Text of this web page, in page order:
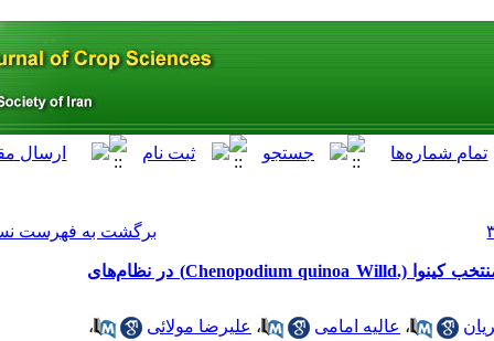
ارزیابی سازگاری و پایداری عملکرد دانه ژنوتیپ‌های منتخب کینوا (.Chenopodium quinoa Willd) در نظام‌های
،علیرضا مولائی